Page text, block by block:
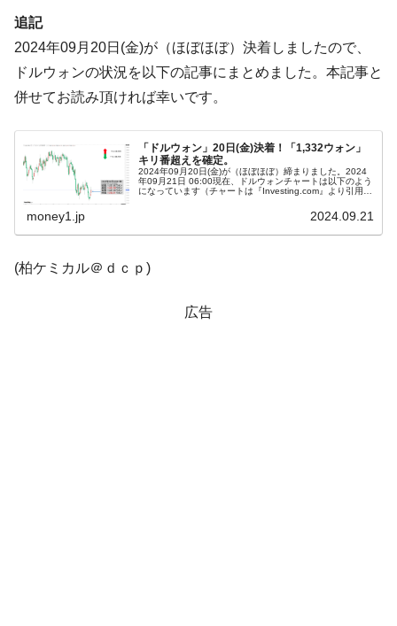
『Money1』
ャンペーン」⇒ あの名物教授も登場！
韓国「橋が落ちました」⇒ 耐久性「なさす
ぎ」では。
営業利益80.2％も減少
『Money1』
米国下院「韓国の公務員個人をターゲット
にぶん殴る法案」提出！⇒ クーパン問題は合衆国企業に対
する差別。許してはおかぬ
『Money1』
『Money1』
韓国半導体『SKハイニックス』2026年2Qの
追記
2024年09月20日(金)が（ほぼほぼ）決着しましたので、
ドルウォンの状況を以下の記事にまとめました。本記事と
併せてお読み頂ければ幸いです。
「ドルウォン」20日(金)決着！「1,332ウォン」
キリ番超えを確定。
2024年09月20日(金)が（ほぼほぼ）締まりました。2024
年09月21日 06:00現在、ドルウォンチャートは以下のよう
になっています（チャートは『Investing.com』より引用：
money1.jp 2024.09.21
(柏ケミカル＠ｄｃｐ)
広告